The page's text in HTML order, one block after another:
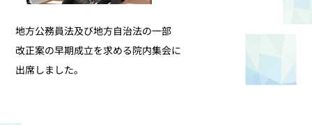
地方公務員法及び地方自治法の一部
改正案の早期成立を求める院内集会に
出席しました。